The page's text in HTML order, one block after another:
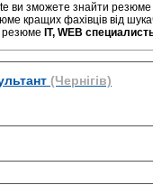
ви зможете знайти резюме
кращих фахівців від
резюме IT, WEB
(Чернігів)